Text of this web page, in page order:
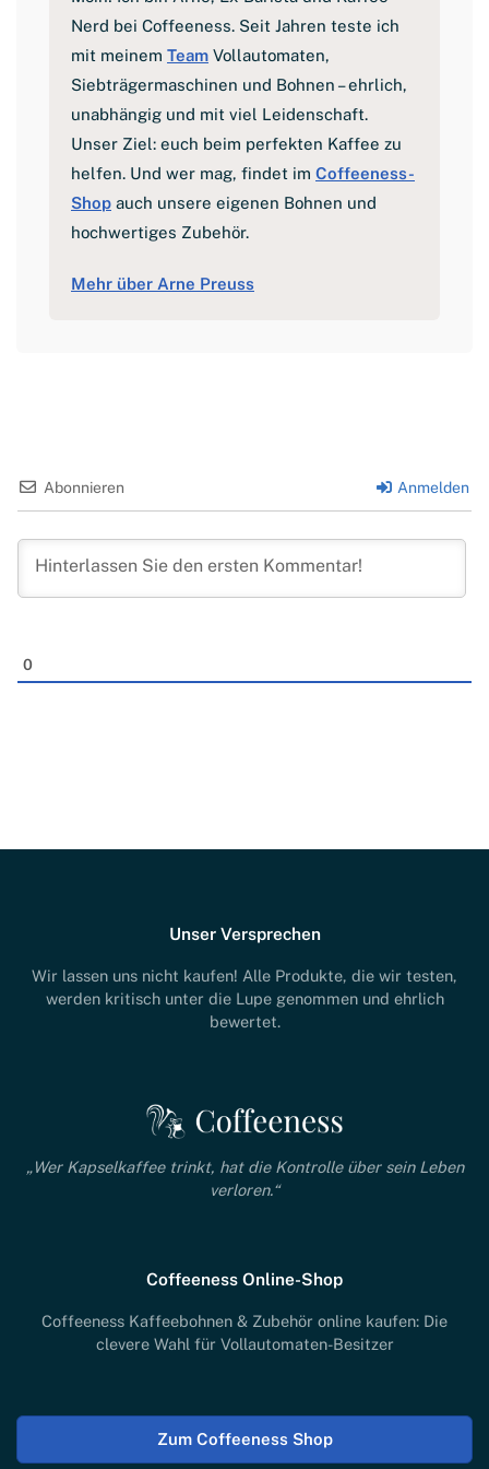
Nerd bei Coffeeness. Seit Jahren teste ich
mit meinem Team Vollautomaten,
Siebträgermaschinen und Bohnen – ehrlich,
unabhängig und mit viel Leidenschaft.
Unser Ziel: euch beim perfekten Kaffee zu
helfen. Und wer mag, findet im Coffeeness-
Shop auch unsere eigenen Bohnen und
hochwertiges Zubehör.
Mehr über Arne Preuss
Abonnieren Anmelden
0
Unser Versprechen
Wir lassen uns nicht kaufen! Alle Produkte, die wir testen,
werden kritisch unter die Lupe genommen und ehrlich
bewertet.
„Wer Kapselkaffee trinkt, hat die Kontrolle über sein Leben
verloren.“
Coffeeness Online-Shop
Coffeeness Kaffeebohnen & Zubehör online kaufen: Die
clevere Wahl für Vollautomaten-Besitzer
Zum Coffeeness Shop